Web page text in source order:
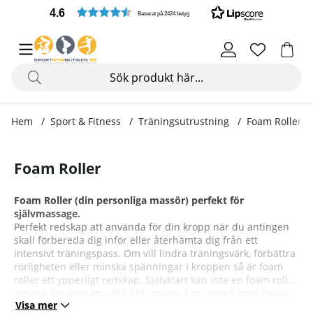
4.6 Baserat på 2424 betyg
Hem Sport & Fitness Träningsutrustning Foam Rollers
Foam Roller
Foam Roller (din personliga massör) perfekt för
självmassage.
Perfekt redskap att använda för din kropp när du antingen
skall förbereda dig inför eller återhämta dig från ett
intensivt träningspass. Om vill lindra träningsvärk, förbättra
rörligheten eller minska spänningar i kroppen så är foam
roller ett ypperligt redskap. Självklart kan inte en foam roller
kunskap om kroppens muskulatur och möjligheten till
Visa mer